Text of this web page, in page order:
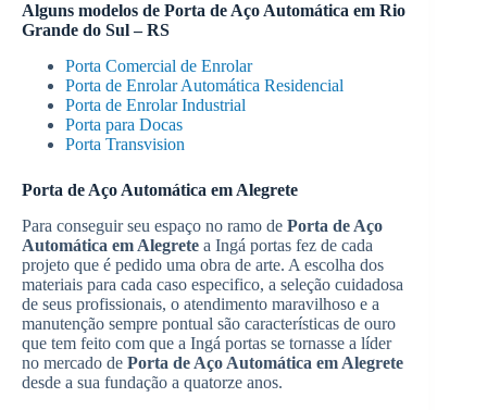
Alguns modelos de Porta de Aço Automática em Rio
Grande do Sul – RS
Porta Comercial de Enrolar
Porta de Enrolar Automática Residencial
Porta de Enrolar Industrial
Porta para Docas
Porta Transvision
Porta de Aço Automática em Alegrete
Para conseguir seu espaço no ramo de Porta de Aço
Automática em Alegrete a Ingá portas fez de cada
projeto que é pedido uma obra de arte. A escolha dos
materiais para cada caso especifico, a seleção cuidadosa
de seus profissionais, o atendimento maravilhoso e a
manutenção sempre pontual são características de ouro
que tem feito com que a Ingá portas se tornasse a líder
no mercado de Porta de Aço Automática em Alegrete
desde a sua fundação a quatorze anos.